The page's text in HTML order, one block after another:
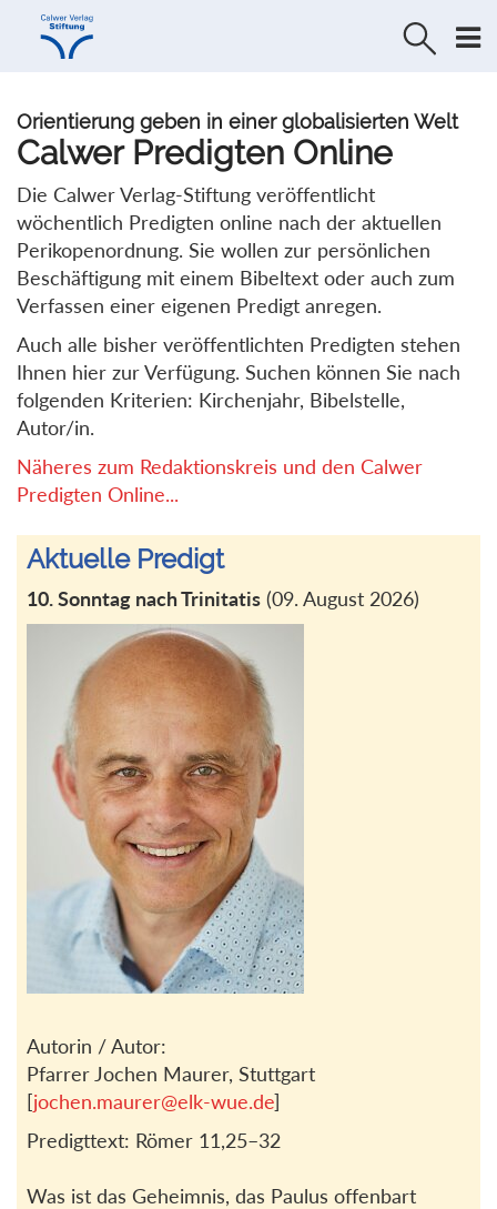
Direkt
Direkt
Orientierung geben in einer globalisierten Welt
Calwer Predigten Online
Die Calwer Verlag-Stiftung veröffentlicht
wöchentlich Predigten online nach der aktuellen
Perikopenordnung. Sie wollen zur persönlichen
Beschäftigung mit einem Bibeltext oder auch zum
Verfassen einer eigenen Predigt anregen.
Auch alle bisher veröffentlichten Predigten stehen
Ihnen hier zur Verfügung. Suchen können Sie nach
folgenden Kriterien: Kirchenjahr, Bibelstelle,
Autor/in.
Näheres zum Redaktionskreis und den Calwer
Predigten Online...
Aktuelle Predigt
10. Sonntag nach Trinitatis(09. August 2026)
Autorin / Autor:
Pfarrer Jochen Maurer, Stuttgart
[jochen.maurer@elk-wue.de]
Predigttext: Römer 11,25–32
Was ist das Geheimnis, das Paulus offenbart